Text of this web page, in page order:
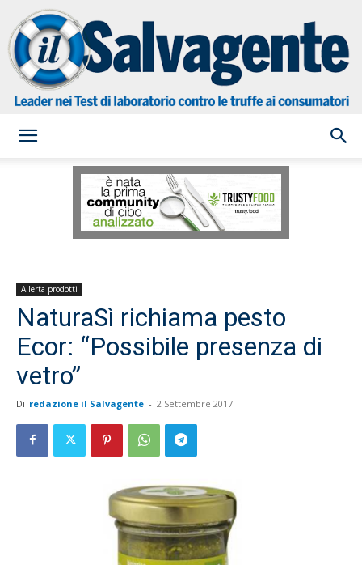
Salvagente
Allerta prodotti
NaturaSì richiama pesto
Ecor: “Possibile presenza di
vetro”
Di redazione il Salvagente - 2 Settembre 2017